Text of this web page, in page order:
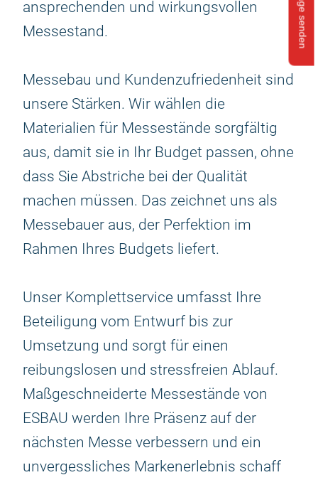
ansprechenden und wirkungsvollen
Messestand.
Messebau und Kundenzufriedenheit sind
unsere Stärken. Wir wählen die
Materialien für Messestände sorgfältig
aus, damit sie in Ihr Budget passen, ohne
dass Sie Abstriche bei der Qualität
machen müssen. Das zeichnet uns als
Messebauer aus, der Perfektion im
Rahmen Ihres Budgets liefert.
Unser Komplettservice umfasst Ihre
Beteiligung vom Entwurf bis zur
Umsetzung und sorgt für einen
reibungslosen und stressfreien Ablauf.
Maßgeschneiderte Messestände von
ESBAU werden Ihre Präsenz auf der
nächsten Messe verbessern und ein
unvergessliches Markenerlebnis schaff